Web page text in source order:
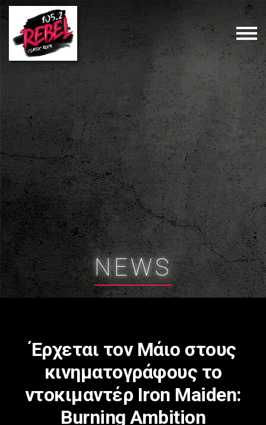
NEWS
Έρχεται τον Μάιο στους
κινηματογράφους το
ντοκιμαντέρ Iron Maiden:
Burning Ambition